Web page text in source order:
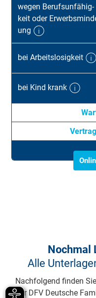
wegen Berufs­unfähig­
keit oder
ung
bei Arbeitslosigkeit
bei Kind krank
Nochmal
Alle
Nachfolgend finden
der DFV Deutsche